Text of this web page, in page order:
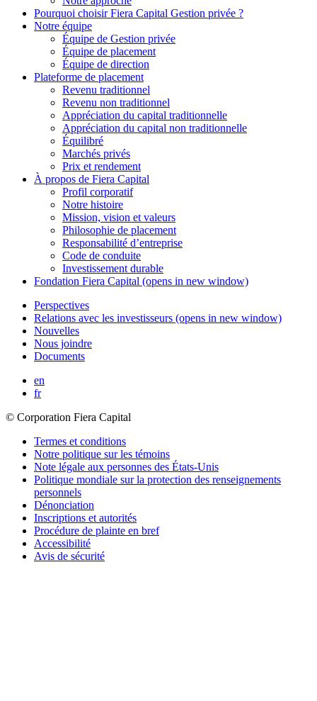
Pourquoi choisirFiera Capital Gestion privée ?
Notre équipe
Équipe de Gestion privée
Équipe de placement
Équipe de direction
Plateforme de placement
Revenu traditionnel
Revenu non traditionnel
Appréciation du capital traditionnelle
Appréciation du capital non traditionnelle
Équilibré
Marchés privés
Prix et rendement
À propos de Fiera Capital
Profil corporatif
Notre histoire
Mission, vision et valeurs
Philosophie de placement
Responsabilité d’entreprise
Code de conduite
Investissement durable
Fondation Fiera Capital (opens in new window)
Perspectives
Relations avec les investisseurs (opens in new window)
Nouvelles
Nous joindre
Documents
en
fr
© Corporation Fiera Capital
Termes et conditions
Notre politique sur les témoins
Note légale aux personnes des États-Unis
Politique mondiale sur la protection des renseignements
personnels
Dénonciation
Inscriptions et autorités
Procédure de plainte en bref
Accessibilité
Avis de sécurité